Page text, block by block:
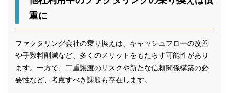
重に
ファクタリング会社の乗り換えは、キャッシュフローの改善
や手数料削減など、多くのメリットをもたらす可能性があり
ます。一方で、二重譲渡のリスクや新たな信頼関係構築の必
要性など、考慮すべき課題も存在します。